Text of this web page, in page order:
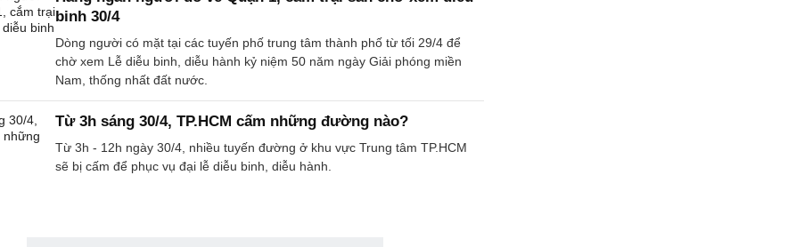
binh 30/4
Dòng người có mặt tại các tuyến phố trung tâm thành phố từ tối 29/4 để
chờ xem Lễ diễu binh, diễu hành kỷ niệm 50 năm ngày Giải phóng miền
Nam, thống nhất đất nước.
Từ 3h sáng 30/4, TP.HCM cấm những đường nào?
Từ 3h - 12h ngày 30/4, nhiều tuyến đường ở khu vực Trung tâm TP.HCM
sẽ bị cấm để phục vụ đại lễ diễu binh, diễu hành.